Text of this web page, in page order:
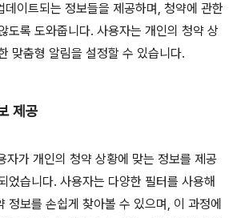
데이트되는 정보들을 제공하며, 청약에 관한
도록 도와줍니다. 사용자는 개인의 청약 상
맞춤형 알림을 설정할 수 있습니다.
제공
자가 개인의 청약 상황에 맞는 정보를 제공
었습니다. 사용자는 다양한 필터를 사용해
정보를 손쉽게 찾아볼 수 있으며, 이 과정에